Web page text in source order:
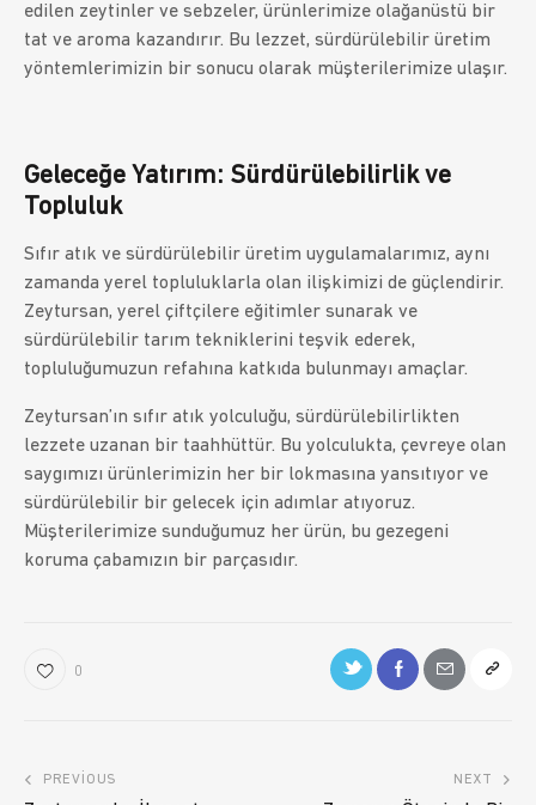
edilen zeytinler ve sebzeler, ürünlerimize olağanüstü bir
tat ve aroma kazandırır. Bu lezzet, sürdürülebilir üretim
yöntemlerimizin bir sonucu olarak müşterilerimize ulaşır.
Geleceğe Yatırım: Sürdürülebilirlik ve
Topluluk
Sıfır atık ve sürdürülebilir üretim uygulamalarımız, aynı
zamanda yerel topluluklarla olan ilişkimizi de güçlendirir.
Zeytursan, yerel çiftçilere eğitimler sunarak ve
sürdürülebilir tarım tekniklerini teşvik ederek,
topluluğumuzun refahına katkıda bulunmayı amaçlar.
Zeytursan’ın sıfır atık yolculuğu, sürdürülebilirlikten
lezzete uzanan bir taahhüttür. Bu yolculukta, çevreye olan
saygımızı ürünlerimizin her bir lokmasına yansıtıyor ve
sürdürülebilir bir gelecek için adımlar atıyoruz.
Müşterilerimize sunduğumuz her ürün, bu gezegeni
koruma çabamızın bir parçasıdır.
0
PREVIOUS NEXT